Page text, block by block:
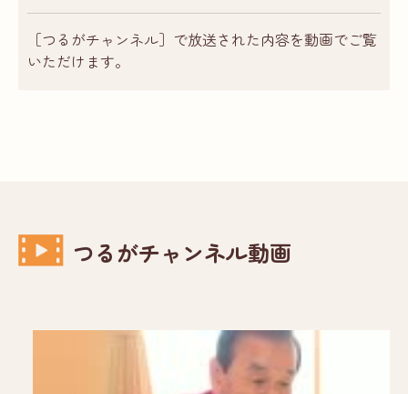
［つるがチャンネル］で放送された内容を動画でご覧
いただけます。
つるがチャンネル動画